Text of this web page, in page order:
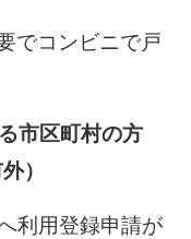
コンビニで戸
市区町村の方
）
用登録申請が